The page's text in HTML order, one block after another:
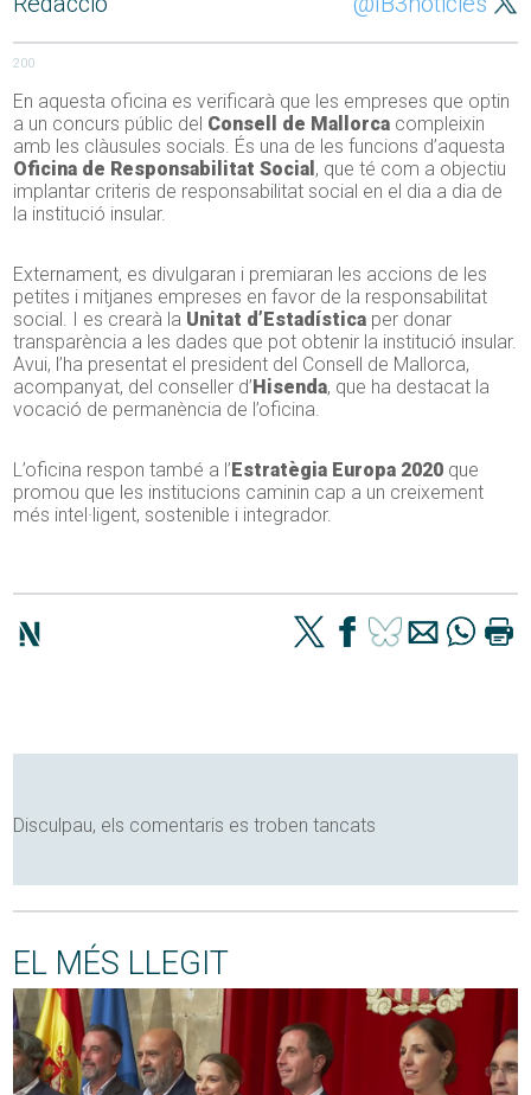
200
En aquesta oficina es verificarà que les empreses que optin
a un concurs públic del Consell de Mallorca compleixin
amb les clàusules socials. És una de les funcions d’aquesta
Oficina de Responsabilitat Social , que té com a objectiu
implantar criteris de responsabilitat social en el dia a dia de
la institució insular.
Externament, es divulgaran i premiaran les accions de les
petites i mitjanes empreses en favor de la responsabilitat
social. I es crearà la Unitat d’Estadística per donar
transparència a les dades que pot obtenir la institució insular.
Avui, l’ha presentat el president del Consell de Mallorca,
acompanyat, del conseller d’ Hisenda, que ha destacat la
vocació de permanència de l’oficina.
L’oficina respon també a l’ Estratègia Europa 2020 que
promou que les institucions caminin cap a un creixement
més intel·ligent, sostenible i integrador.
Disculpau, els comentaris es troben tancats
EL MÉS LLEGIT